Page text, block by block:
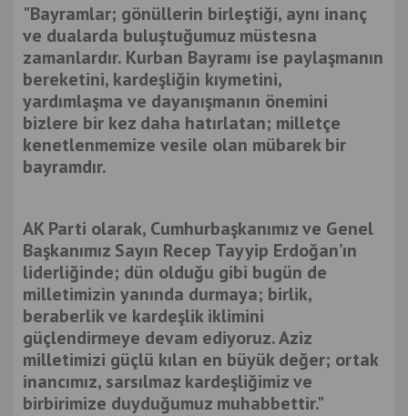
"Bayramlar; gönüllerin birleştiği, aynı inanç
ve dualarda buluştuğumuz müstesna
zamanlardır. Kurban Bayramı ise paylaşmanın
bereketini, kardeşliğin kıymetini,
yardımlaşma ve dayanışmanın önemini
bizlere bir kez daha hatırlatan; milletçe
kenetlenmemize vesile olan mübarek bir
bayramdır.
AK Parti olarak, Cumhurbaşkanımız ve Genel
Başkanımız Sayın Recep Tayyip Erdoğan’ın
liderliğinde; dün olduğu gibi bugün de
milletimizin yanında durmaya; birlik,
beraberlik ve kardeşlik iklimini
güçlendirmeye devam ediyoruz. Aziz
milletimizi güçlü kılan en büyük değer; ortak
inancımız, sarsılmaz kardeşliğimiz ve
birbirimize duyduğumuz muhabbettir."